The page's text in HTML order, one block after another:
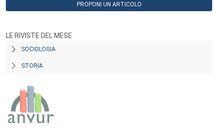
PROPONI UN ARTICOLO
LE RIVISTE DEL MESE
SOCIOLOGIA
STORIA